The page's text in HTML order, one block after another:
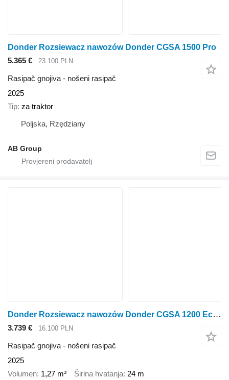
Donder Rozsiewacz nawozów Donder CGSA 1500 Pro
5.365 €
23.100 PLN
Rasipač gnojiva - nošeni rasipač
2025
Tip za traktor
Poljska, Rzędziany
AB Group
Donder Rozsiewacz nawozów Donder CGSA 1200 EcoMaster
3.739 € 16.100 PLN
Rasipač gnojiva - nošeni rasipač
2025
Volumen 1,27 m³ Širina hvatanja 24 m